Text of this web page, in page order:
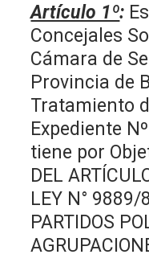
Artículo 1º:
Concejales
Cámara de
Provincia de
Tratamiento
Expediente
tiene por
DEL
LEY N° 9889/
PARTIDOS